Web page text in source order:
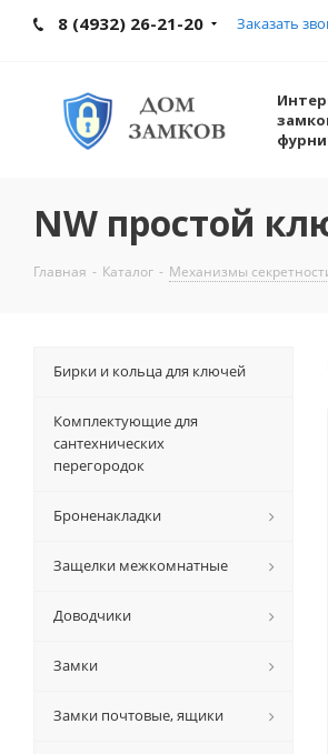
8 (4932) 26-21-20 Заказать
NW простой
Главная - Каталог - Механизмы
Бирки и кольца для ключей
Комплектующие для
сантехнических
перегородок
Броненакладки
Защелки межкомнатные
Доводчики
Замки
Замки почтовые, ящики